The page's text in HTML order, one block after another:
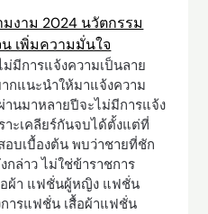
มงาม 2024 นวัตกรรม
เพิ่มความมั่นใจ
มีการแจ้งความเป็นลาย
กแนะนำให้มาแจ้งความ
นมาหลายปีจะไม่มีการแจ้ง
ะเคลียร์กันจบได้ตั้งแต่ที่
อบเบื้องต้น พบว่าชายที่ชัก
กล่าว ไม่ใช่ข้าราชการ
อผ้า แฟชั่นผู้หญิง แฟชั่น
ารแฟชั่น เสื้อผ้าแฟชั่น